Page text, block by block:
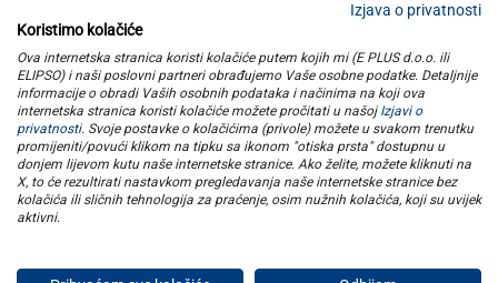
kategorije
elipso
informacije
pratite nas
Izjava o privatnosti
Koristimo kolačiće
Ova internetska stranica koristi kolačiće putem kojih mi (E PLUS d.o.o. ili
ELIPSO) i naši poslovni partneri obrađujemo Vaše osobne podatke. Detaljnije
informacije o obradi Vaših osobnih podataka i načinima na koji ova
internetska stranica koristi kolačiće možete pročitati u našoj Izjavi o
privatnosti. Svoje postavke o kolačićima (privole) možete u svakom trenutku
promijeniti/povući klikom na tipku sa ikonom "otiska prsta" dostupnu u
donjem lijevom kutu naše internetske stranice. Ako želite, možete kliknuti na
X, to će rezultirati nastavkom pregledavanja naše internetske stranice bez
kolačića ili sličnih tehnologija za praćenje, osim nužnih kolačića, koji su uvijek
aktivni.